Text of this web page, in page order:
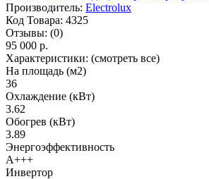
Производитель: Electrolux
Код Товара: 4325
Отзывы: (0)
95 000 р.
Характеристики: (смотреть все)
На площадь (м2)
36
Охлаждение (кВт)
3.62
Обогрев (кВт)
3.89
Энергоэффективность
A+++
Инвертор